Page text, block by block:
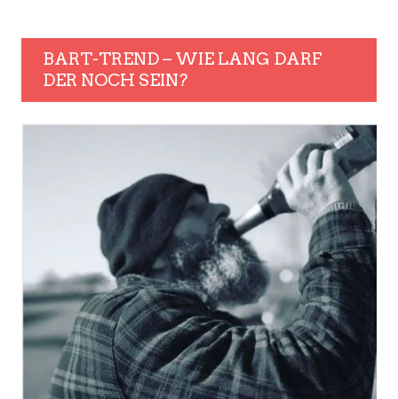
BART-TREND – WIE LANG DARF
DER NOCH SEIN?